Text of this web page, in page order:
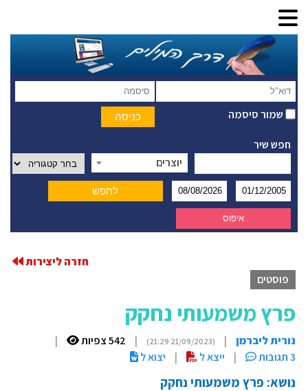
שמור סיסמה
חפש שיר
יוצרים
חזרה ליצירות
פוסטים
פרץ משמעותי נחקק
נורית ליברמן |
(21/09/2023 21:29)
| 542 צפיות
|
3 תגובות
| ייצא ל | יצוא ל
נושא: פרץ משמעותי נחקק